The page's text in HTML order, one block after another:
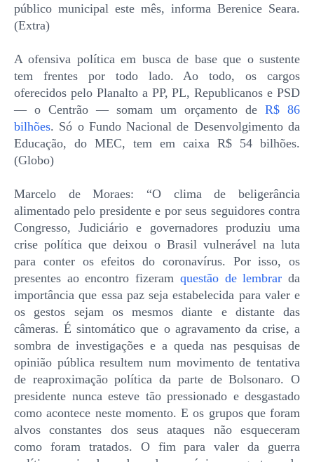
público municipal este mês, informa Berenice Seara.
(Extra)
A ofensiva política em busca de base que o sustente
tem frentes por todo lado. Ao todo, os cargos
oferecidos pelo Planalto a PP, PL, Republicanos e PSD
— o Centrão — somam um orçamento de R$ 86
bilhões. Só o Fundo Nacional de Desenvolgimento da
Educação, do MEC, tem em caixa R$ 54 bilhões.
(Globo)
Marcelo de Moraes: “O clima de beligerância
alimentado pelo presidente e por seus seguidores contra
Congresso, Judiciário e governadores produziu uma
crise política que deixou o Brasil vulnerável na luta
para conter os efeitos do coronavírus. Por isso, os
presentes ao encontro fizeram questão de lembrar da
importância que essa paz seja estabelecida para valer e
os gestos sejam os mesmos diante e distante das
câmeras. É sintomático que o agravamento da crise, a
sombra de investigações e a queda nas pesquisas de
opinião pública resultem num movimento de tentativa
de reaproximação política da parte de Bolsonaro. O
presidente nunca esteve tão pressionado e desgastado
como acontece neste momento. E os grupos que foram
alvos constantes dos seus ataques não esqueceram
como foram tratados. O fim para valer da guerra